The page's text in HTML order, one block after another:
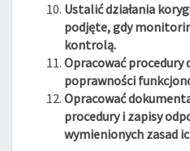
Ustalić działania
podjęte, gdy
kontrolą.
Opracować
poprawności
Opracować
procedury i zapisy
wymienionych zasad